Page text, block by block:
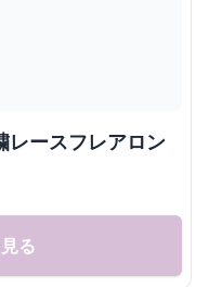
レースフレアロン
る